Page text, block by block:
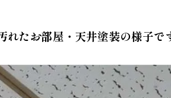
れたお部屋・天井塗装の様子で